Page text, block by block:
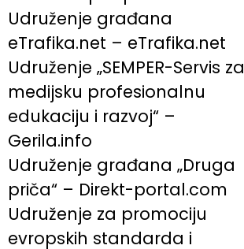
Udruženje građana
eTrafika.net – eTrafika.net
Udruženje „SEMPER-Servis za
medijsku profesionalnu
edukaciju i razvoj“ –
Gerila.info
Udruženje građana „Druga
priča“ – Direkt-portal.com
Udruženje za promociju
evropskih standarda i